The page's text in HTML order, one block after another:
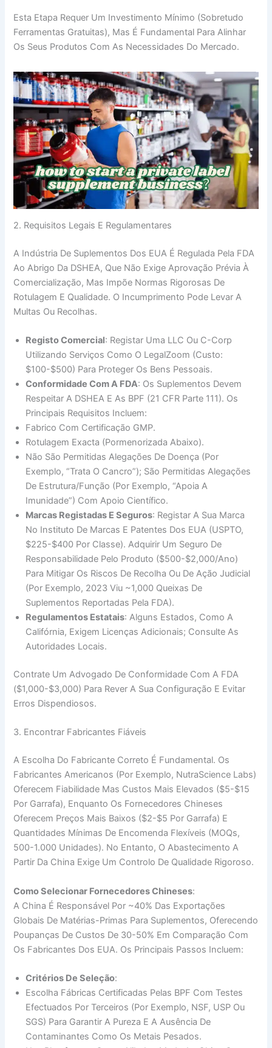
Esta Etapa Requer Um Investimento Mínimo (sobretudo
Ferramentas Gratuitas), Mas É Fundamental Para Alinhar
Os Seus Produtos Com As Necessidades Do Mercado.
2. Requisitos Legais E Regulamentares
A Indústria De Suplementos Dos EUA É Regulada Pela FDA
Ao Abrigo Da DSHEA, Que Não Exige Aprovação Prévia À
Comercialização, Mas Impõe Normas Rigorosas De
Rotulagem E Qualidade. O Incumprimento Pode Levar A
Multas Ou Recolhas.
Registo Comercial: Registar Uma LLC Ou C-Corp
Utilizando Serviços Como O LegalZoom (custo:
$100-$500) Para Proteger Os Bens Pessoais.
Conformidade Com A FDA: Os Suplementos Devem
Respeitar A DSHEA E As BPF (21 CFR Parte 111). Os
Principais Requisitos Incluem:
Fabrico Com Certificação GMP.
Rotulagem Exacta (pormenorizada Abaixo).
Não São Permitidas Alegações De Doença (por
Exemplo, “trata O Cancro”); São Permitidas Alegações
De Estrutura/função (por Exemplo, “apoia A
Imunidade”) Com Apoio Científico.
Marcas Registadas E Seguros: Registar A Sua Marca
No Instituto De Marcas E Patentes Dos EUA (USPTO,
$225-$400 Por Classe). Adquirir Um Seguro De
Responsabilidade Pelo Produto ($500-$2,000/ano)
Para Mitigar Os Riscos De Recolha Ou De Ação Judicial
(por Exemplo, 2023 Viu ~1,000 Queixas De
Suplementos Reportadas Pela FDA).
Regulamentos Estatais: Alguns Estados, Como A
Califórnia, Exigem Licenças Adicionais; Consulte As
Autoridades Locais.
Contrate Um Advogado De Conformidade Com A FDA
($1,000-$3,000) Para Rever A Sua Configuração E Evitar
Erros Dispendiosos.
3. Encontrar Fabricantes Fiáveis
A Escolha Do Fabricante Correto É Fundamental. Os
Fabricantes Americanos (por Exemplo, NutraScience Labs)
Oferecem Fiabilidade Mas Custos Mais Elevados ($5-$15
Por Garrafa), Enquanto Os Fornecedores Chineses
Oferecem Preços Mais Baixos ($2-$5 Por Garrafa) E
Quantidades Mínimas De Encomenda Flexíveis (MOQs,
500-1.000 Unidades). No Entanto, O Abastecimento A
Partir Da China Exige Um Controlo De Qualidade Rigoroso.
Como Selecionar Fornecedores Chineses:
A China É Responsável Por ~40% Das Exportações
Globais De Matérias-Primas Para Suplementos, Oferecendo
Poupanças De Custos De 30-50% Em Comparação Com
Os Fabricantes Dos EUA. Os Principais Passos Incluem:
Critérios De Seleção:
Escolha Fábricas Certificadas Pelas BPF Com Testes
Efectuados Por Terceiros (por Exemplo, NSF, USP Ou
SGS) Para Garantir A Pureza E A Ausência De
Contaminantes Como Os Metais Pesados.